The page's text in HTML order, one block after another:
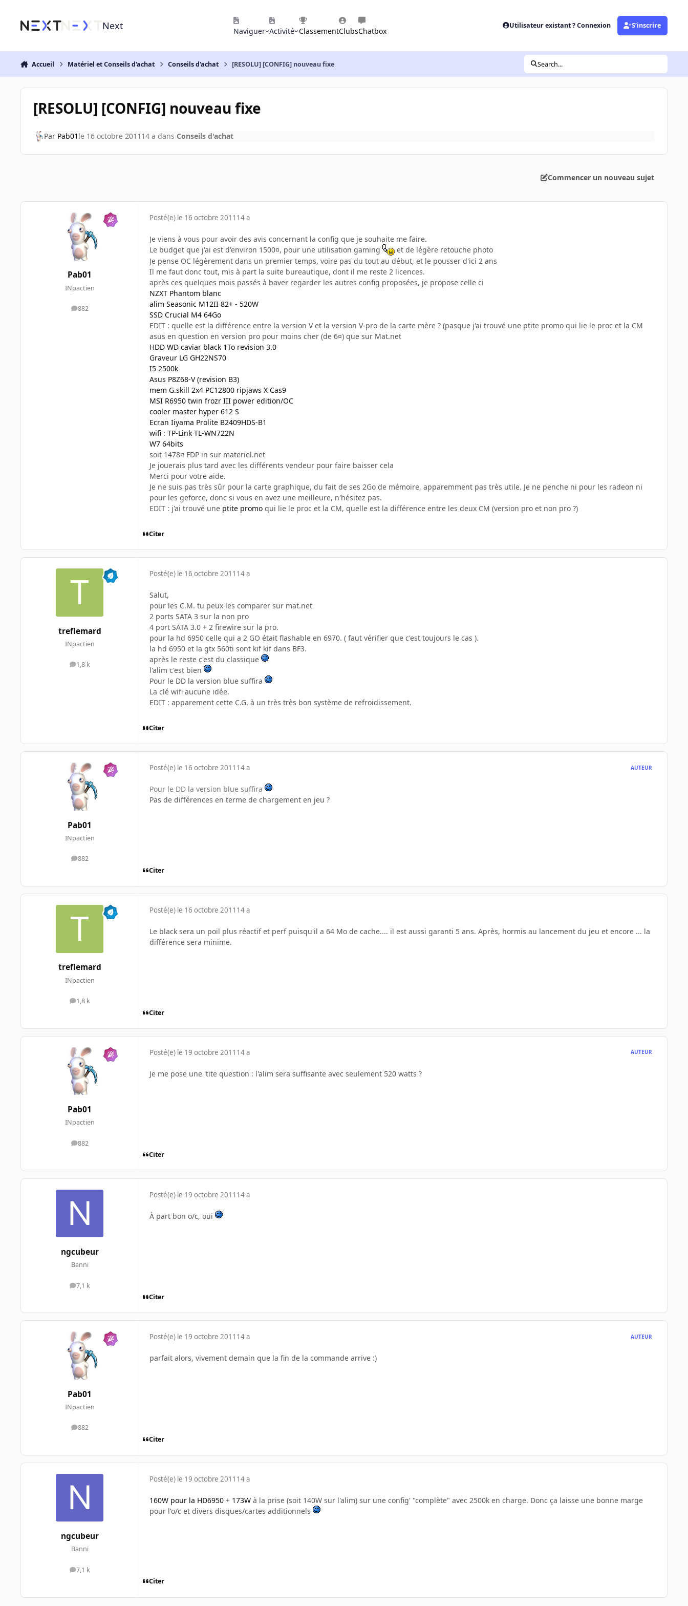
Next Naviguer Activité ClassementClubsChatbox
Utilisateur existant ? Connexion S’inscrire
Accueil Matériel et Conseils d'achat Conseils d'achat [RESOLU] [CONFIG] nouveau fixe Search...
[RESOLU] [CONFIG] nouveau fixe
Par Pab01 le 16 octobre 2011 14 a dans Conseils d'achat
Commencer un nouveau sujet
Pab01
INpactien
882
messages
Posté(e) le 16 octobre 2011 14 a
Je viens à vous pour avoir des avis concernant la config que je souhaite me faire.
Le budget que j'ai est d'environ 1500¤, pour une utilisation gaming
et de légère retouche photo
Je pense OC légèrement dans un premier temps, voire pas du tout au début, et le pousser d'ici 2 ans
Il me faut donc tout, mis à part la suite bureautique, dont il me reste 2 licences.
après ces quelques mois passés à baver regarder les autres config proposées, je propose celle ci
NZXT Phantom blanc
alim Seasonic M12II 82+ - 520W
SSD Crucial M4 64Go
EDIT : quelle est la différence entre la version V et la version V-pro de la carte mère ? (pasque j'ai trouvé une ptite promo qui lie le proc et la CM
asus en question en version pro pour moins cher (de 6¤) que sur Mat.net
HDD WD caviar black 1To revision 3.0
Graveur LG GH22NS70
I5 2500k
Asus P8Z68-V (revision B3)
mem G.skill 2x4 PC12800 ripjaws X Cas9
MSI R6950 twin frozr III power edition/OC
cooler master hyper 612 S
Ecran Iiyama Prolite B2409HDS-B1
wifi : TP-Link TL-WN722N
W7 64bits
soit 1478¤ FDP in sur materiel.net
Je jouerais plus tard avec les différents vendeur pour faire baisser cela
Merci pour votre aide.
Je ne suis pas très sûr pour la carte graphique, du fait de ses 2Go de mémoire, apparemment pas très utile. Je ne penche ni pour les radeon ni
pour les geforce, donc si vous en avez une meilleure, n'hésitez pas.
EDIT : j'ai trouvé une ptite promo qui lie le proc et la CM, quelle est la différence entre les deux CM (version pro et non pro ?)
Citer
treflemard
INpactien
1,8 k
messages
Posté(e) le 16 octobre 2011 14 a
Salut,
pour les C.M. tu peux les comparer sur mat.net
2 ports SATA 3 sur la non pro
4 port SATA 3.0 + 2 firewire sur la pro.
pour la hd 6950 celle qui a 2 GO était flashable en 6970. ( faut vérifier que c'est toujours le cas ).
la hd 6950 et la gtx 560ti sont kif kif dans BF3.
après le reste c'est du classique
l'alim c'est bien
Pour le DD la version blue suffira
La clé wifi aucune idée.
EDIT : apparement cette C.G. à un très très bon système de refroidissement.
Citer
Pab01
INpactien
882
messages
Posté(e) le 16 octobre 2011 14 a AUTEUR
Pour le DD la version blue suffira
Pas de différences en terme de chargement en jeu ?
Citer
treflemard
INpactien
1,8 k
messages
Posté(e) le 16 octobre 2011 14 a
Le black sera un poil plus réactif et perf puisqu'il a 64 Mo de cache.... il est aussi garanti 5 ans. Après, hormis au lancement du jeu et encore ... la
différence sera minime.
Citer
Pab01
INpactien
882
messages
Posté(e) le 19 octobre 2011 14 a AUTEUR
Je me pose une 'tite question : l'alim sera suffisante avec seulement 520 watts ?
Citer
ngcubeur
Banni
7,1 k
messages
Posté(e) le 19 octobre 2011 14 a
À part bon o/c, oui
Citer
Pab01
INpactien
882
messages
Posté(e) le 19 octobre 2011 14 a AUTEUR
parfait alors, vivement demain que la fin de la commande arrive :)
Citer
ngcubeur
Banni
7,1 k
messages
Posté(e) le 19 octobre 2011 14 a
160W pour la HD6950 + 173W à la prise (soit 140W sur l'alim) sur une config' "complète" avec 2500k en charge. Donc ça laisse une bonne marge
pour l'o/c et divers disques/cartes additionnels
Citer